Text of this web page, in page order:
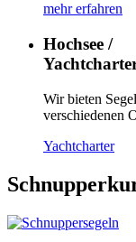
mehr erfahren
Hochsee /
Wir bieten
verschiedenen
Yachtcharter